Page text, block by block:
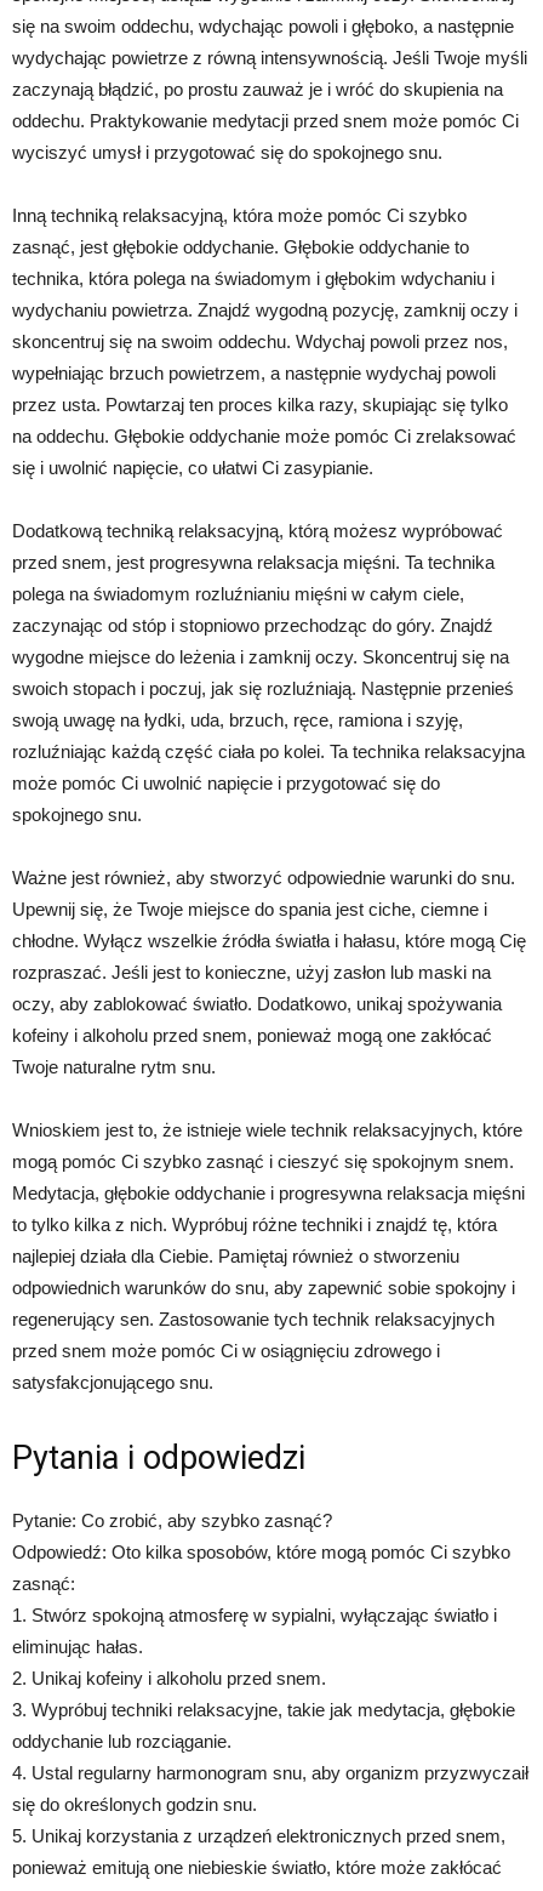
się na swoim oddechu, wdychając powoli i głęboko, a następnie
wydychając powietrze z równą intensywnością. Jeśli Twoje myśli
zaczynają błądzić, po prostu zauważ je i wróć do skupienia na
oddechu. Praktykowanie medytacji przed snem może pomóc Ci
wyciszyć umysł i przygotować się do spokojnego snu.
Inną techniką relaksacyjną, która może pomóc Ci szybko
zasnąć, jest głębokie oddychanie. Głębokie oddychanie to
technika, która polega na świadomym i głębokim wdychaniu i
wydychaniu powietrza. Znajdź wygodną pozycję, zamknij oczy i
skoncentruj się na swoim oddechu. Wdychaj powoli przez nos,
wypełniając brzuch powietrzem, a następnie wydychaj powoli
przez usta. Powtarzaj ten proces kilka razy, skupiając się tylko
na oddechu. Głębokie oddychanie może pomóc Ci zrelaksować
się i uwolnić napięcie, co ułatwi Ci zasypianie.
Dodatkową techniką relaksacyjną, którą możesz wypróbować
przed snem, jest progresywna relaksacja mięśni. Ta technika
polega na świadomym rozluźnianiu mięśni w całym ciele,
zaczynając od stóp i stopniowo przechodząc do góry. Znajdź
wygodne miejsce do leżenia i zamknij oczy. Skoncentruj się na
swoich stopach i poczuj, jak się rozluźniają. Następnie przenieś
swoją uwagę na łydki, uda, brzuch, ręce, ramiona i szyję,
rozluźniając każdą część ciała po kolei. Ta technika relaksacyjna
może pomóc Ci uwolnić napięcie i przygotować się do
spokojnego snu.
Ważne jest również, aby stworzyć odpowiednie warunki do snu.
Upewnij się, że Twoje miejsce do spania jest ciche, ciemne i
chłodne. Wyłącz wszelkie źródła światła i hałasu, które mogą Cię
rozpraszać. Jeśli jest to konieczne, użyj zasłon lub maski na
oczy, aby zablokować światło. Dodatkowo, unikaj spożywania
kofeiny i alkoholu przed snem, ponieważ mogą one zakłócać
Twoje naturalne rytm snu.
Wnioskiem jest to, że istnieje wiele technik relaksacyjnych, które
mogą pomóc Ci szybko zasnąć i cieszyć się spokojnym snem.
Medytacja, głębokie oddychanie i progresywna relaksacja mięśni
to tylko kilka z nich. Wypróbuj różne techniki i znajdź tę, która
najlepiej działa dla Ciebie. Pamiętaj również o stworzeniu
odpowiednich warunków do snu, aby zapewnić sobie spokojny i
regenerujący sen. Zastosowanie tych technik relaksacyjnych
przed snem może pomóc Ci w osiągnięciu zdrowego i
satysfakcjonującego snu.
Pytania i odpowiedzi
Pytanie: Co zrobić, aby szybko zasnąć?
Odpowiedź: Oto kilka sposobów, które mogą pomóc Ci szybko
zasnąć:
1. Stwórz spokojną atmosferę w sypialni, wyłączając światło i
eliminując hałas.
2. Unikaj kofeiny i alkoholu przed snem.
3. Wypróbuj techniki relaksacyjne, takie jak medytacja, głębokie
oddychanie lub rozciąganie.
4. Ustal regularny harmonogram snu, aby organizm przyzwyczaił
się do określonych godzin snu.
5. Unikaj korzystania z urządzeń elektronicznych przed snem,
ponieważ emitują one niebieskie światło, które może zakłócać